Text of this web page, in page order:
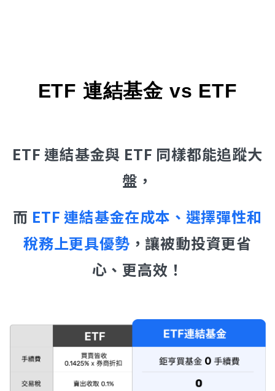
ETF 連結基金 vs ETF
ETF 連結基金與 ETF 同樣都能追蹤大
盤，
而 ETF 連結基金在成本、選擇彈性和
稅務上更具優勢 ，讓被動投資更省
心、更高效！